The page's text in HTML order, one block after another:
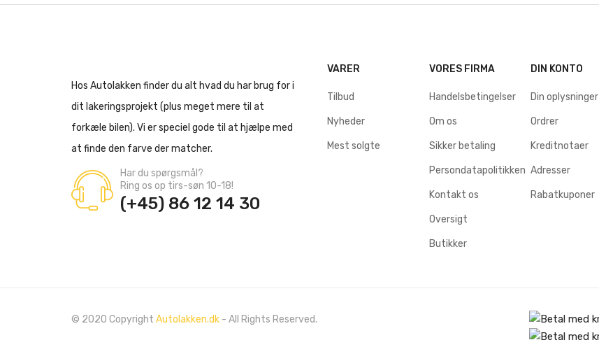
Hos Autolakken finder du alt hvad du har brug for i
dit lakeringsprojekt (plus meget mere til at
forkæle bilen). Vi er speciel gode til at hjælpe med
at finde den farve der matcher.
Har du spørgsmål?
Ring os op tirs-søn 10-18!
(+45) 86 12 14 30
VARER
Tilbud
Nyheder
Mest solgte
VORES FIRMA
Handelsbetingelser
Om os
Sikker betaling
Persondatapolitikken
Kontakt os
Oversigt
Butikker
DIN KONTO
Din oplysninger
Ordrer
Kreditnotaer
Adresser
Rabatkuponer
© 2020 Copyright Autolakken.dk - All Rights Reserved.